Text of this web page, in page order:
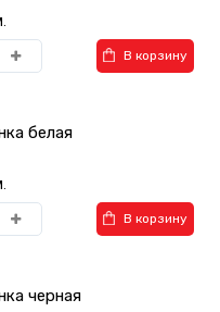
В корзину
белая
В корзину
черная